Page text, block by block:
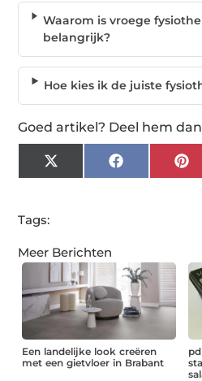
Waarom is vroege
belangrijk?
Hoe kies ik de juiste
Goed artikel? Deel hem
X
(Twitter)
Facebook
Tags:
Meer Berichten
Een landelijke look creëren
met een gietvloer in Brabant